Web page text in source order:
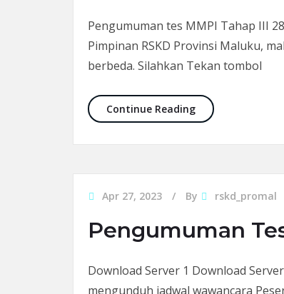
Pengumuman tes MMPI Tahap III
Pimpinan RSKD Provinsi Maluku,
berbeda. Silahkan Tekan tombol
Continue ReadingPENGUMUMAN
Apr 27, 2023 By rskd_promal
Pengumuman
Download Server 1 Download
mengunduh jadwal wawancara